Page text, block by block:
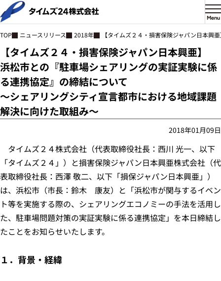
Menu
TOP ニュースリリース 2018年 【タイムズ２４・損害保険ジャパン日本
【タイムズ２４・損害保険ジャパン日本興亜】
浜松市との『駐車場シェアリングの実証実験に係
る連携協定』の締結について
～シェアリングシティ宣言都市における地域課題
解決に向けた取組み～
2018年01月09日
タイムズ２４株式会社（代表取締役社長：西川 光一、以下
「タイムズ２４」）と損害保険ジャパン日本興亜株式会社（代
表取締役社長：西澤 敬二、以下「損保ジャパン日本興亜」）
は、浜松市（市長：鈴木 康友）と「浜松市が関与するイベン
ト等を実施する際の、シェアリングエコノミーの手法を活用し
た、駐車場問題対策の実証実験に係る連携協定」を本日締結し
たことをお知らせいたします。
１．背景・経緯